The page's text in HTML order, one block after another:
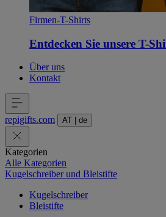
Firmen-T-Shirts
Entdecken Sie unsere T-
Über uns
Kontakt
repigifts.com AT de
Kategorien
Alle Kategorien
Kugelschreiber und Bleistifte
Kugelschreiber
Bleistifte